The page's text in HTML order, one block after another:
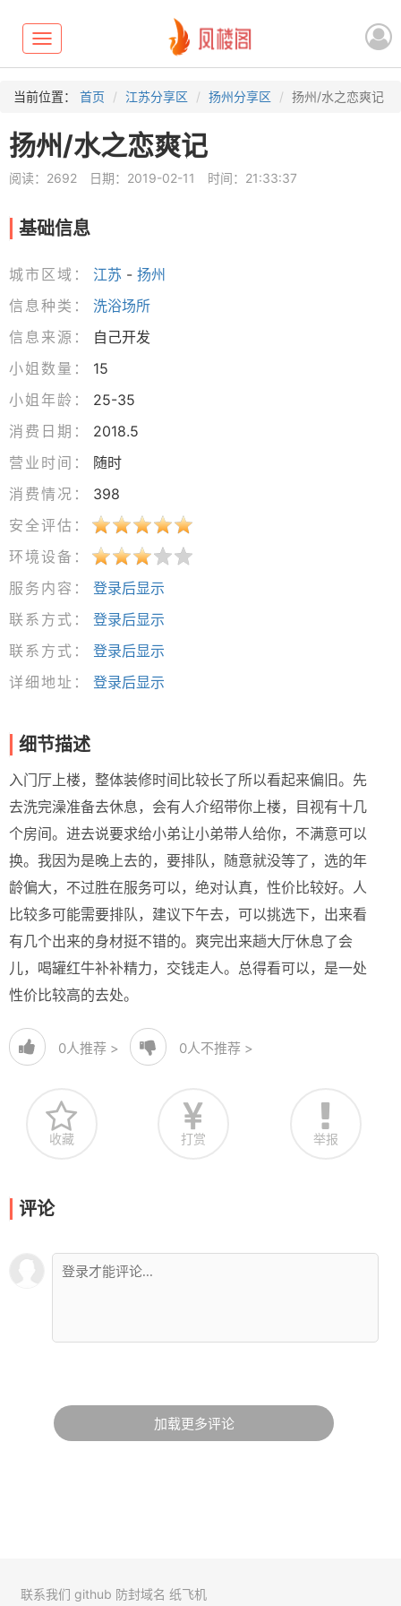
Toggle
navigation
当前位置： 首页 江苏分享区 扬州分享区 扬州/水之恋爽记
扬州/水之恋爽记
阅读：2692 日期：2019-02-11 时间：21:33:37
基础信息
城市区域： 江苏 - 扬州
信息种类：
洗浴场所
信息来源：
自己开发
小姐数量：
15
小姐年龄：
25-35
消费日期：
2018.5
营业时间：
随时
消费情况：
398
安全评估：
环境设备：
服务内容：
登录后显示
联系方式：
登录后显示
联系方式：
登录后显示
详细地址：
登录后显示
细节描述
入门厅上楼，整体装修时间比较长了所以看起来偏旧。先
去洗完澡准备去休息，会有人介绍带你上楼，目视有十几
个房间。进去说要求给小弟让小弟带人给你，不满意可以
换。我因为是晚上去的，要排队，随意就没等了，选的年
龄偏大，不过胜在服务可以，绝对认真，性价比较好。人
比较多可能需要排队，建议下午去，可以挑选下，出来看
有几个出来的身材挺不错的。爽完出来趟大厅休息了会
儿，喝罐红牛补补精力，交钱走人。总得看可以，是一处
性价比较高的去处。
0人推荐 > 0人不推荐 >
收藏 打赏 举报
评论
加载更多评论
联系我们 github 防封域名 纸飞机